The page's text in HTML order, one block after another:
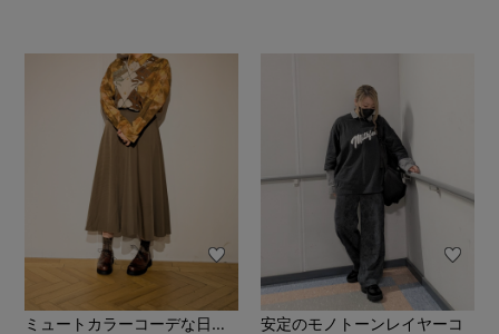
ミュートカラーコーデな日…
安定のモノトーンレイヤーコ